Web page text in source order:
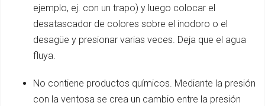
ejemplo, ej. con un trapo) y luego colocar el
desatascador de colores sobre el inodoro o el
desagüe y presionar varias veces. Deja que el agua
fluya.
No contiene productos químicos. Mediante la presión
con la ventosa se crea un cambio entre la presión